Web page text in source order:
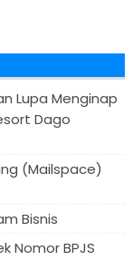
Lupa Menginap
Dago
(Mailspace)
Bisnis
Nomor BPJS